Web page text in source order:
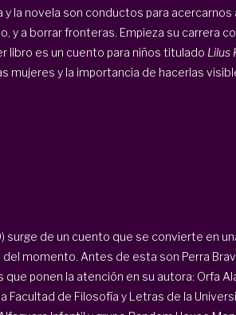
y la novela son conductos para acercarnos
y a borrar fronteras. Empieza su carrera
libro es un cuento para niños titulado Lilus
mujeres y la importancia de hacerlas
surge de un cuento que se convierte en
momento. Antes de esta son Perra
que ponen la atención en su autora: Orfa
Facultad de Filosofía y Letras de la